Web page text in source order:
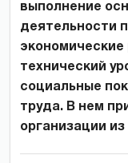
выполнение
деятельности
экономические
технический
социальные
труда. В нем
организации